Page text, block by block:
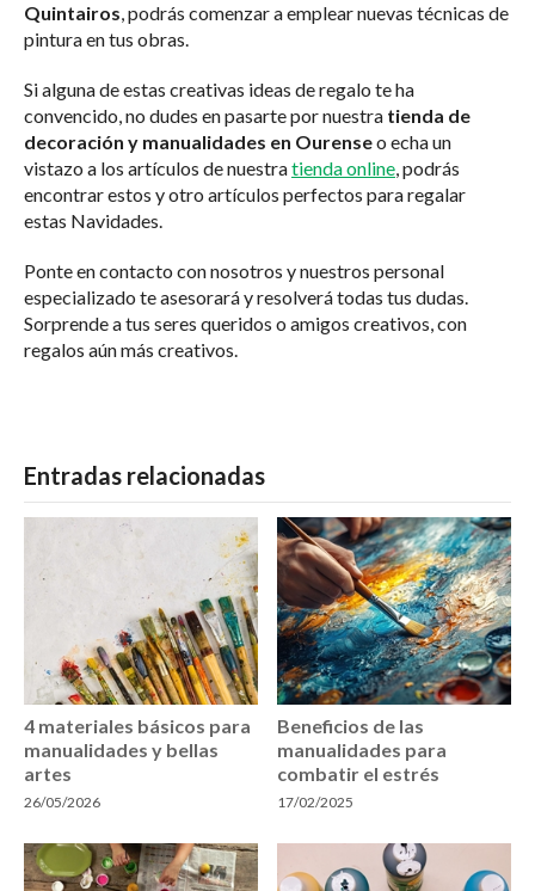
Quintairos, podrás comenzar a emplear nuevas técnicas de
pintura en tus obras.
Si alguna de estas creativas ideas de regalo te ha
convencido, no dudes en pasarte por nuestra tienda de
decoración y manualidades en Ourenseo echa un
vistazo a los artículos de nuestratienda online, podrás
encontrar estos y otro artículos perfectos para regalar
estas Navidades.
Ponte en contacto con nosotros y nuestros personal
especializado te asesorará y resolverá todas tus dudas.
Sorprende a tus seres queridos o amigos creativos, con
regalos aún más creativos.
Entradas relacionadas
4 materiales básicos para
manualidades y bellas
artes
26/05/2026
Beneficios de las
manualidades para
combatir el estrés
17/02/2025